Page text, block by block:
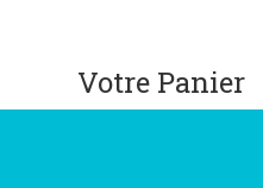
Votre Panier